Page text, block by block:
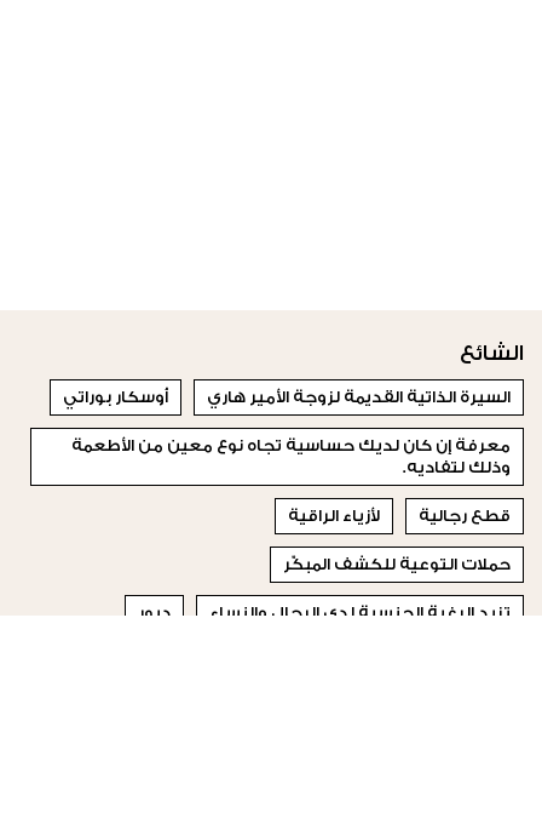
الشائع
السيرة الذاتية القديمة لزوجة الأمير هاري أوسكار بوراتي
معرفة إن كان لديك حساسية تجاه نوع معين من الأطعمة
وذلك لتفاديه.
قطع رجالية لأزياء الراقية
حملات التوعية للكشف المبكّر
تزيد الرغبة الجنسية لدى الرجال والنساء ديور